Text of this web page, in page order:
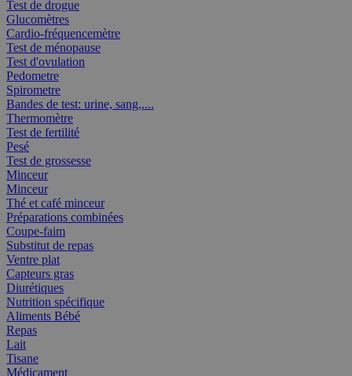
Test de drogue
Glucomètres
Cardio-fréquencemètre
Test de ménopause
Test d'ovulation
Pedometre
Spirometre
Bandes de test: urine, sang,....
Thermomètre
Test de fertilité
Pesé
Test de grossesse
Minceur
Minceur
Thé et café minceur
Préparations combinées
Coupe-faim
Substitut de repas
Ventre plat
Capteurs gras
Diurétiques
Nutrition spécifique
Aliments Bébé
Repas
Lait
Tisane
Médicament